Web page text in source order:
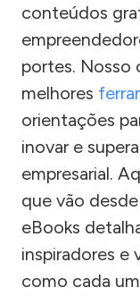
conteúdos
portes. Nosso
melhores
orientações
inovar e
empresarial.
que vão
eBooks
inspiradores e
como cada